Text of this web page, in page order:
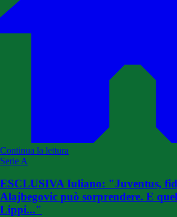
Continua la lettura
Serie A
ESCLUSIVA Iuliano: "Juventus,
Alajbegovic può sorprendere. E
Lippi..."